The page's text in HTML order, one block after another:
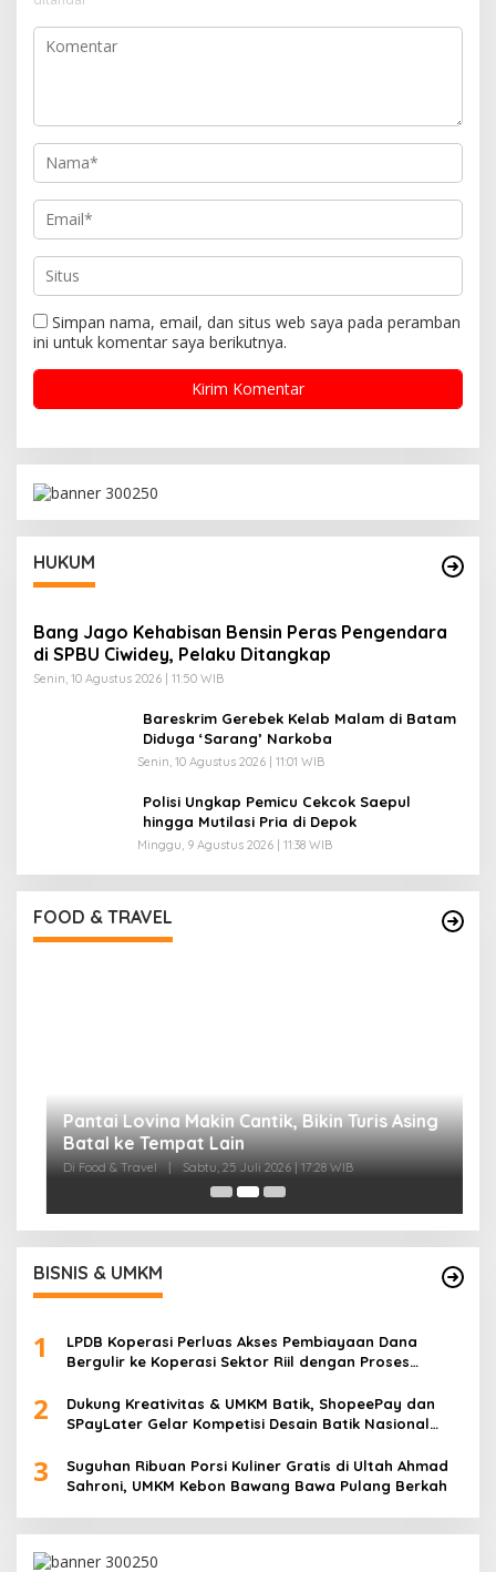
p
Simpan nama, email, dan situs web saya pada peramban
ini untuk komentar saya berikutnya.
HUKUM
Bang Jago Kehabisan Bensin Peras Pengendara
di SPBU Ciwidey, Pelaku Ditangkap
Senin, 10 Agustus 2026 | 11:50 WIB
Bareskrim Gerebek Kelab Malam di Batam
Diduga ‘Sarang’ Narkoba
Senin, 10 Agustus 2026 | 11:01 WIB
Polisi Ungkap Pemicu Cekcok Saepul
hingga Mutilasi Pria di Depok
Minggu, 9 Agustus 2026 | 11:38 WIB
FOOD & TRAVEL
Batal ke Tempat Lain
Di Food & Travel |
BISNIS & UMKM
1
LPDB Koperasi Perluas Akses Pembiayaan Dana
Bergulir ke Koperasi Sektor Riil dengan Proses
2
Dukung Kreativitas & UMKM Batik, ShopeePay dan
SPayLater Gelar Kompetisi Desain Batik Nasional
3
Suguhan Ribuan Porsi Kuliner Gratis di Ultah Ahmad
Sahroni, UMKM Kebon Bawang Bawa Pulang Berkah